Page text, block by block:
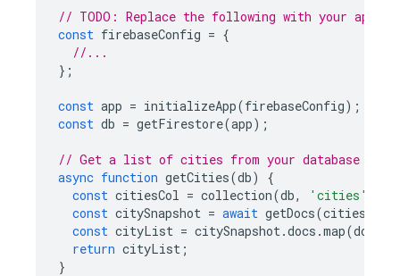
// TODO: Replace the following with your app's
const firebaseConfig = {
//...
};
const app = initializeApp(firebaseConfig);
const db = getFirestore(app);
// Get a list of cities from your database
async function getCities(db)
{
const citiesCol = collection(db, 'cities'
const citySnapshot = await getDocs(citiesCol
const cityList = citySnapshot.docs .map(doc
return cityList ;
}